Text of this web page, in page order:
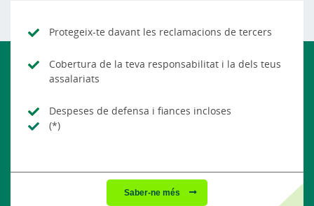
Protegeix-te davant les reclamacions de tercers
Cobertura de la teva responsabilitat i la dels teus
assalariats
Despeses de defensa i fiances incloses
(*)
Saber-ne més